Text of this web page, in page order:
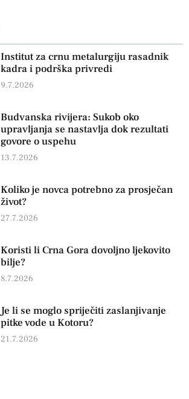
Institut za crnu metalurgiju rasadnik
kadra i podrška privredi
9.7.2026
Budvanska rivijera: Sukob oko
upravljanja se nastavlja dok rezultati
govore o uspehu
13.7.2026
Koliko je novca potrebno za prosječan
život?
27.7.2026
Koristi li Crna Gora dovoljno ljekovito
bilje?
8.7.2026
Je li se moglo spriječiti zaslanjivanje
pitke vode u Kotoru?
21.7.2026